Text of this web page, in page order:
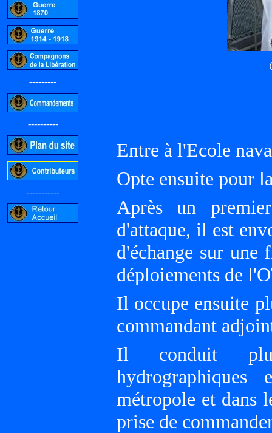
---------
----------
-----------
Entre à l'Ecole
Opte ensuite pour
Après un
d'attaque, il est
d'échange sur une
déploiements de
Il occupe ensuite
commandant
Il conduit
métropole et dans
prise de